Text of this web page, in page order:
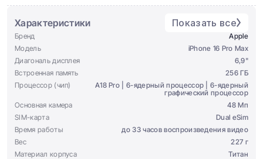
Характеристики Показать все
Бренд
Apple
Модель
iPhone 16 Pro Max
Диагональ дисплея
6,9"
Встроенная память
256 ГБ
Процессор (чип)
A18 Pro | 6-ядерный процессор | 6-ядерный
графический процессор
Основная камера
48 Мп
SIM-карта
Dual eSim
Время работы
до 33 часов воспроизведения видео
Вес
227 г
Материал корпуса
Титан